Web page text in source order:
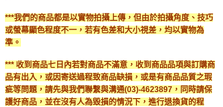
***我們的商品都是以實物拍攝上傳，但由於拍攝角度、技巧
或螢幕顯色程度不一，若有色差和大小視差，均以實物為
準。
*** 收到商品七日內若對商品不滿意，收到商品品項與訂購商
品有出入，或因寄送過程致商品缺損，或是有商品品質之瑕
疵等問題，請先與我們聯繫與溝通(03)-4623897，同時請保
護好商品，並在沒有人為毀損的情況下，進行退換貨的程